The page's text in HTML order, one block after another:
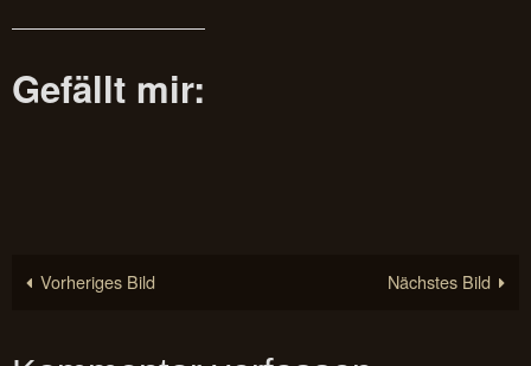
Gefällt mir:
Vorheriges Bild Nächstes Bild